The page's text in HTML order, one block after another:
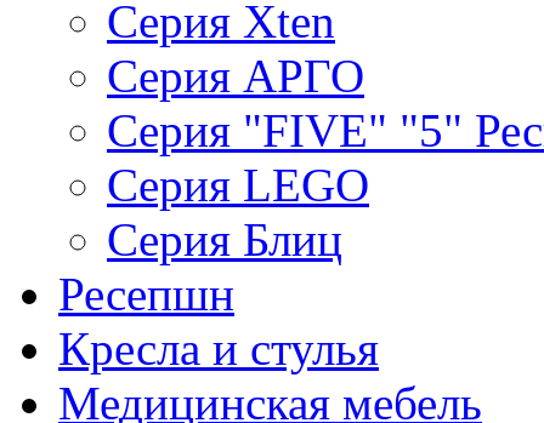
Серия Xten
Серия АРГО
Серия "FIVE" "5"
Серия LEGO
Серия Блиц
Ресепшн
Кресла и стулья
Медицинская мебель